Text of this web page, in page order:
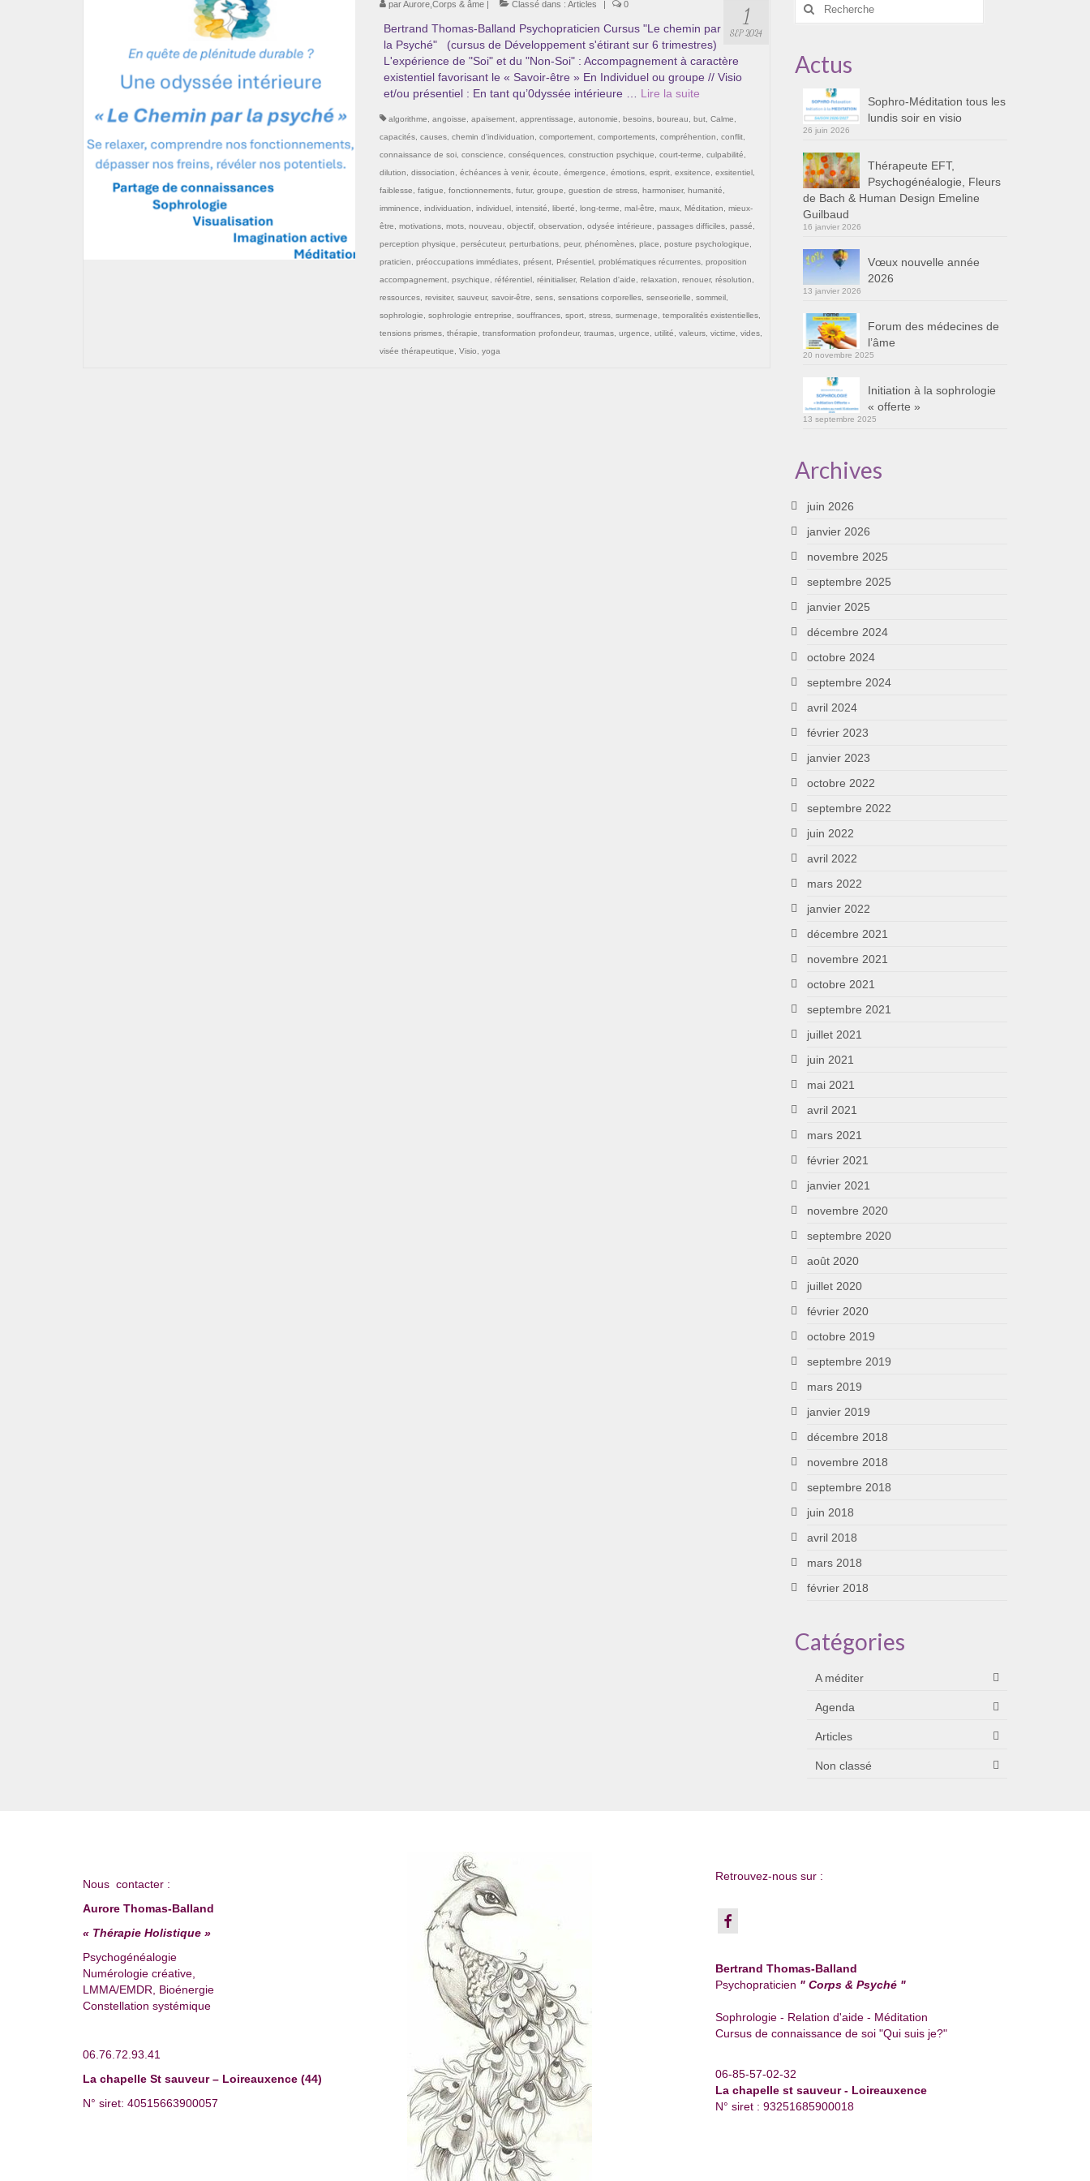
1
SEP 2024
parAurore,Corps & âme| Classé dans : Articles | 0
Bertrand Thomas-Balland Psychopraticien Cursus "Le chemin par
la Psyché" (cursus de Développement s'étirant sur 6 trimestres)
L'expérience de "Soi" et du "Non-Soi" : Accompagnement à caractère
existentiel favorisant le « Savoir-être » En Individuel ou groupe // Visio
et/ou présentiel : En tant qu’0dyssée intérieure … Lire la suite­­
algorithme angoisse apaisement, apprentissage autonomie besoins, boureau but, Calme
capacités, causes, chemin d'individuation comportement, comportements, compréhention conflit,
connaissance de soi, conscience conséquences, construction psychique court-terme culpabilité
dilution
dissociation échéances à venir, écoute émergence émotions, esprit, exsitence exsitentiel,
faiblesse
fatigue fonctionnements, futur, groupe guestion de stress, harmoniser, humanité
imminence
individuation individuel, intensité liberté long-terme mal-être maux, Méditation
mieux-
être
motivations, mots, nouveau objectif, observation odysée intérieure passages difficiles, passé
perception physique
persécuteur, perturbations, peur, phénomènes, place posture psychologique
praticien
préoccupations immédiates, présent, Présentiel, problématiques récurrentes, proposition
accompagnement, psychique référentiel, réinitialiser, Relation d'aide relaxation renouer, résolution
ressources, revisiter, sauveur, savoir-être sens, sensations corporelles, senseorielle sommeil,
sophrologie
sophrologie entreprise souffrances, sport, stress, surmenage temporalités existentielles,
tensions prismes, thérapie transformation profondeur, traumas, urgence utilité valeurs, victime vides,
visée thérapeutique
Visio yoga
Actus
Sophro-Méditation tous les
lundis soir en visio
26 juin 2026
Thérapeute EFT,
Psychogénéalogie, Fleurs
de Bach & Human Design Emeline
Guilbaud
16 janvier 2026
Vœux nouvelle année
2026
13 janvier 2026
Forum des médecines de
l’âme
20 novembre 2025
Initiation à la sophrologie
« offerte »
13 septembre 2025
Archives
juin 2026
janvier 2026
novembre 2025
septembre 2025
janvier 2025
décembre 2024
octobre 2024
septembre 2024
avril 2024
février 2023
janvier 2023
octobre 2022
septembre 2022
juin 2022
avril 2022
mars 2022
janvier 2022
décembre 2021
novembre 2021
octobre 2021
septembre 2021
juillet 2021
juin 2021
mai 2021
avril 2021
mars 2021
février 2021
janvier 2021
novembre 2020
septembre 2020
août 2020
juillet 2020
février 2020
octobre 2019
septembre 2019
mars 2019
janvier 2019
décembre 2018
novembre 2018
septembre 2018
juin 2018
avril 2018
mars 2018
février 2018
Catégories
A méditer
Agenda
Articles
Non classé
Nous contacter :
Aurore Thomas-Balland
« Thérapie Holistique »
Psychogénéalogie
Numérologie créative,
LMMA/EMDR, Bioénergie
Constellation systémique
06.76.72.93.41
La chapelle St sauveur – Loireauxence (44)
N° siret: 40515663900057
Retrouvez-nous sur :
Bertrand Thomas-Balland
Psychopraticien " Corps & Psyché "
Sophrologie - Relation d'aide - Méditation
Cursus de connaissance de soi "Qui suis je?"
06-85-57-02-32
La chapelle st sauveur - Loireauxence
N° siret : 93251685900018